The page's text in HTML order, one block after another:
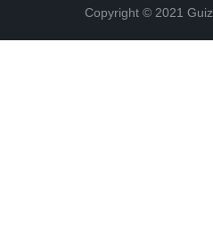
Copyright © 2021